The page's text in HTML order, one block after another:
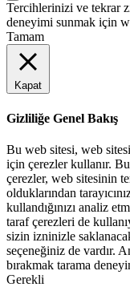
Tercihlerinizi ve tekrar
deneyimi sunmak için
Tamam
Kapat
Gizliliğe Genel Bakış
Bu web sitesi, web
için çerezler kullanır.
çerezler, web sitesinin
olduklarından
kullandığınızı analiz
taraf çerezleri de
sizin izninizle
seçeneğiniz de vardır.
bırakmak tarama
Gerekli